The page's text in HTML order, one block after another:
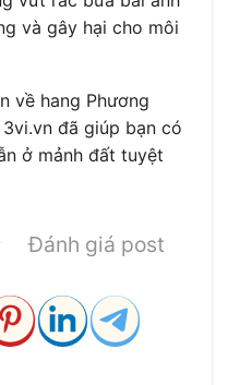
và gây hại cho môi
về hang Phương
đã giúp bạn có
ở mảnh đất tuyệt
Đánh giá post